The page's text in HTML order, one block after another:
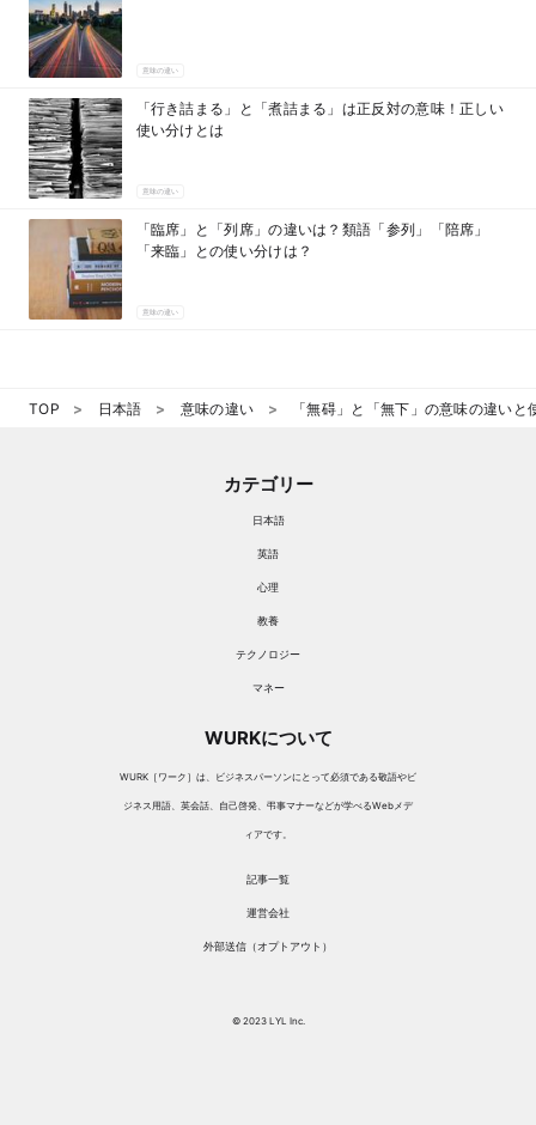
意味の違い
「行き詰まる」と「煮詰まる」は正反対の意味！正しい
使い分けとは
意味の違い
「臨席」と「列席」の違いは？類語「参列」「陪席」
「来臨」との使い分けは？
意味の違い
TOP 日本語 意味の違い 「無碍」と「無下」の意味の違いと
カテゴリー
日本語
英語
心理
教養
テクノロジー
マネー
WURKについて
WURK［ワーク］は、ビジネスパーソンにとって必須である敬語やビ
ジネス用語、英会話、自己啓発、弔事マナーなどが学べるWebメデ
ィアです。
記事一覧
運営会社
外部送信（オプトアウト）
© 2023 LYL Inc.